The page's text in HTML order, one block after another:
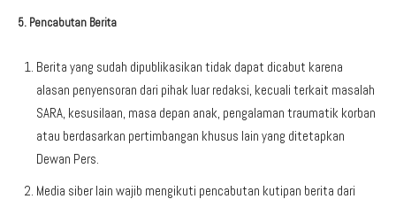
5. Pencabutan Berita
Berita yang sudah dipublikasikan tidak dapat dicabut karena
alasan penyensoran dari pihak luar redaksi, kecuali terkait masalah
SARA, kesusilaan, masa depan anak, pengalaman traumatik korban
atau berdasarkan pertimbangan khusus lain yang ditetapkan
Dewan Pers.
Media siber lain wajib mengikuti pencabutan kutipan berita dari